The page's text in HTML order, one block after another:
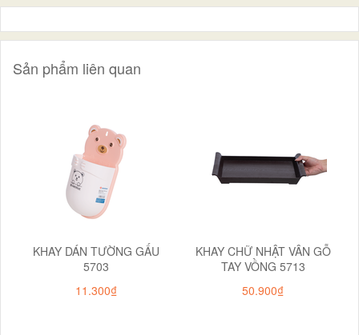
Sản phẩm liên quan
KHAY DÁN TƯỜNG GẤU
5703
11.300₫
KHAY CHỮ NHẬT VÂN GỖ
TAY VỒNG 5713
50.900₫